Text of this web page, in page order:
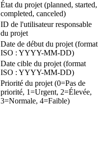
État du projet (planned, started,
completed, canceled)
ID de l'utilisateur responsable
du projet
Date de début du projet (format
ISO : YYYY-MM-DD)
Date cible du projet (format
ISO : YYYY-MM-DD)
Priorité du projet (0=Pas de
priorité, 1=Urgent, 2=Élevée,
3=Normale, 4=Faible)